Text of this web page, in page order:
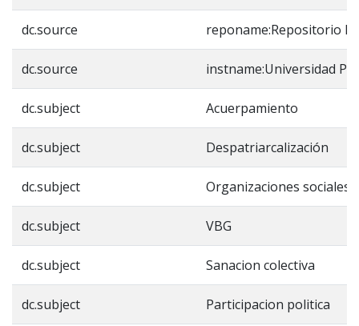
dc.source reponame:Repositorio
dc.source instname:Universidad
dc.subject Acuerpamiento
dc.subject Despatriarcalización
dc.subject Organizaciones sociales
dc.subject VBG
dc.subject Sanacion colectiva
dc.subject Participacion politica